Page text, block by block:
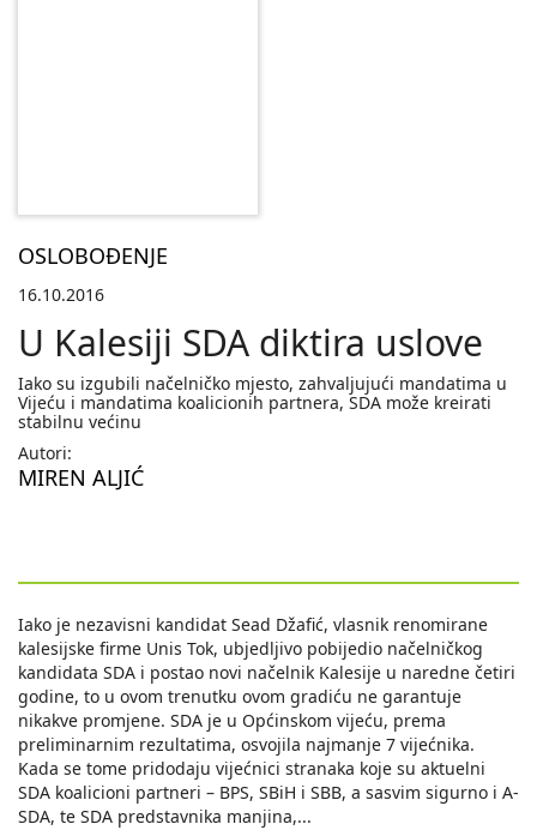
OSLOBOĐENJE
16.10.2016
U Kalesiji SDA diktira uslove
Iako su izgubili načelničko mjesto, zahvaljujući mandatima u
Vijeću i mandatima koalicionih partnera, SDA može kreirati
stabilnu većinu
Autori:
MIREN ALJIĆ
Iako je nezavisni kandidat Sead Džafić, vlasnik renomirane
kalesijske firme Unis Tok, ubjedljivo pobijedio načelničkog
kandidata SDA i postao novi načelnik Kalesije u naredne četiri
godine, to u ovom trenutku ovom gradiću ne garantuje
nikakve promjene. SDA je u Općinskom vijeću, prema
preliminarnim rezultatima, osvojila najmanje 7 vijećnika.
Kada se tome pridodaju vijećnici stranaka koje su aktuelni
SDA koalicioni partneri – BPS, SBiH i SBB, a sasvim sigurno i A-
SDA, te SDA predstavnika manjina,...